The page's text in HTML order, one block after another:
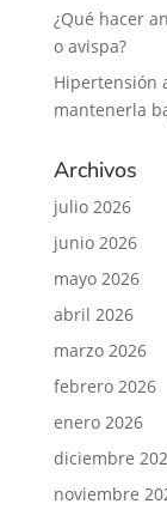
¿Qué hacer
o avispa?
Hipertensión
mantenerla
Archivos
julio 2026
junio 2026
mayo 2026
abril 2026
marzo 2026
febrero 2026
enero 2026
diciembre
noviembre